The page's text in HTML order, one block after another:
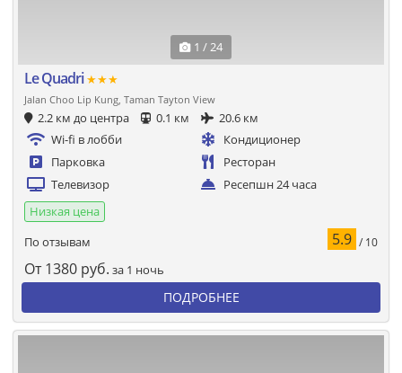
1 / 24
Le Quadri★★★
Jalan Choo Lip Kung, Taman Tayton View
2.2 км до центра 0.1 км
20.6 км
Wi-fi в лобби
Кондиционер
Парковка
Ресторан
Телевизор
Ресепшн 24 часа
Низкая цена
По отзывам
5.9 / 10
От 1380 руб. за 1 ночь
ПОДРОБНЕЕ